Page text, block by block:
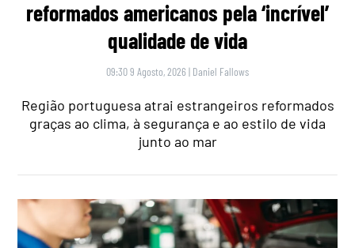
reformados americanos pela ‘incrível’
qualidade de vida
09:30 9 Agosto, 2026 | Daniel Fallows
Região portuguesa atrai estrangeiros reformados
graças ao clima, à segurança e ao estilo de vida
junto ao mar